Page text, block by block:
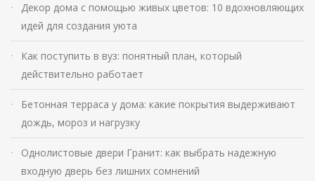
Декор дома с помощью живых цветов: 10 вдохновляющих
идей для создания уюта
Как поступить в вуз: понятный план, который
действительно работает
Бетонная терраса у дома: какие покрытия выдерживают
дождь, мороз и нагрузку
Однолистовые двери Гранит: как выбрать надежную
входную дверь без лишних сомнений